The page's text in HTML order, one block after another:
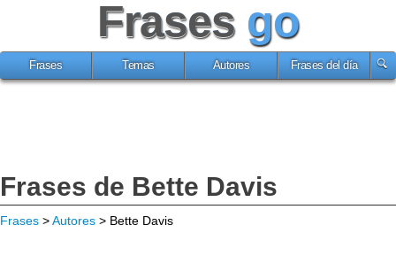
Frases go
Frases Temas Autores Frases del día
Frases de Bette Davis
Frases >Autores > Bette Davis